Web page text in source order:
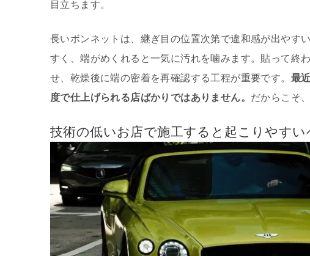
目立ちます。
長いボンネットは、継ぎ目の位置次第で違和感が出やす
すく、端がめくれると一気に汚れを噛みます。貼って終
せ、乾燥後に端の密着を再確認する工程が重要です。 最
度で仕上げられる店ばかりではありません。 だからこそ
技術の低いお店で施工すると起こりやす